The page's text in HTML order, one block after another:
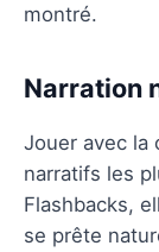
montré.
Narration
Jouer avec la
narratifs les
Flashbacks,
se prête